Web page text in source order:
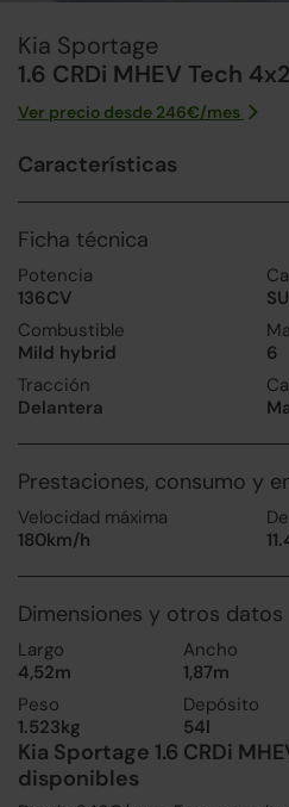
Kia Sportage
1.6 CRDi MHEV Tech
Ver precio desde 246€/mes
Características
Ficha técnica
Potencia
136CV
Combustible
Mild hybrid
6
Tracción
Delantera
Prestaciones, consumo y
Velocidad máxima
180km/h
Dimensiones y otros datos
Largo
4,52m
Ancho
1,87m
Peso
1.523kg
Depósito
54l
Kia Sportage 1.6 CRDi
disponibles